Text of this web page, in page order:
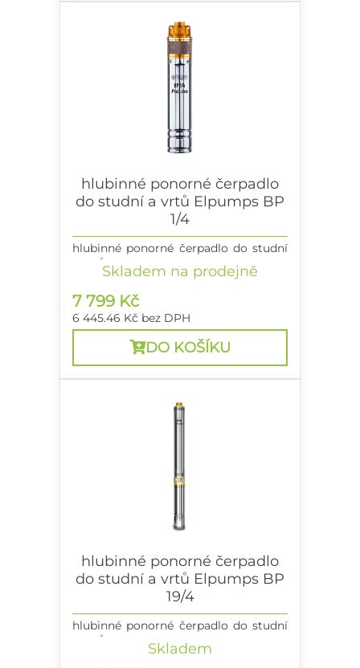
hlubinné ponorné čerpadlo
do studní a vrtů Elpumps BP
1/4
hlubinné ponorné čerpadlo do studní
a vrtůSkladem na prodejně
7 799 Kč
6 445.46 Kč bez DPH
DO KOŠÍKU
hlubinné ponorné čerpadlo
do studní a vrtů Elpumps BP
19/4
hlubinné ponorné čerpadlo do studní
a vrtů
Skladem